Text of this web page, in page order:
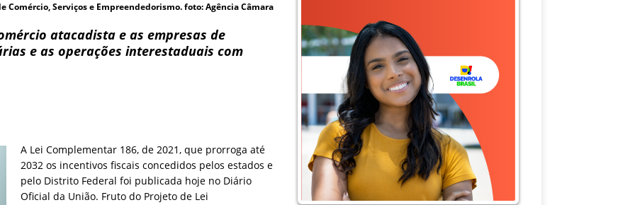
Serviços e Empreendedorismo. foto: Agência Câmara
atacadista e as empresas de
e as operações interestaduais com
A Lei Complementar 186, de 2021, que prorroga até
2032 os incentivos fiscais concedidos pelos estados e
pelo Distrito Federal foi publicada hoje no Diário
Oficial da União. Fruto do Projeto de Lei